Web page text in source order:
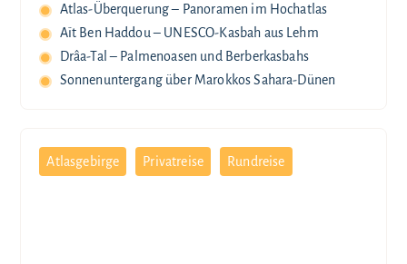
Atlas-Überquerung – Panoramen im Hochatlas
Aït Ben Haddou – UNESCO-Kasbah aus Lehm
Drâa-Tal – Palmenoasen und Berberkasbahs
Sonnenuntergang über Marokkos Sahara-Dünen
Atlasgebirge Privatreise Rundreise